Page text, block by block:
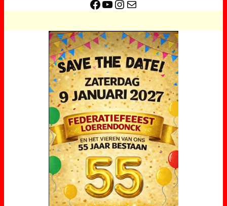
Facebook
YouTube
Instagram
E-mail